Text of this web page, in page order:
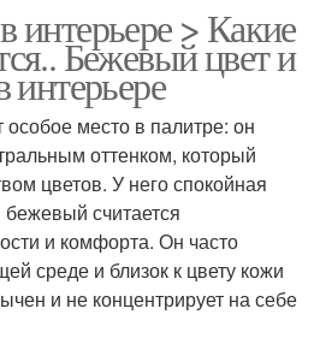
интерьере > Какие
Бежевый цвет и
интерьере
место в палитре: он
оттенком, который
цветов. У него спокойная
считается
и комфорта. Он часто
среде и близок к цвету кожи
и не концентрирует на себе